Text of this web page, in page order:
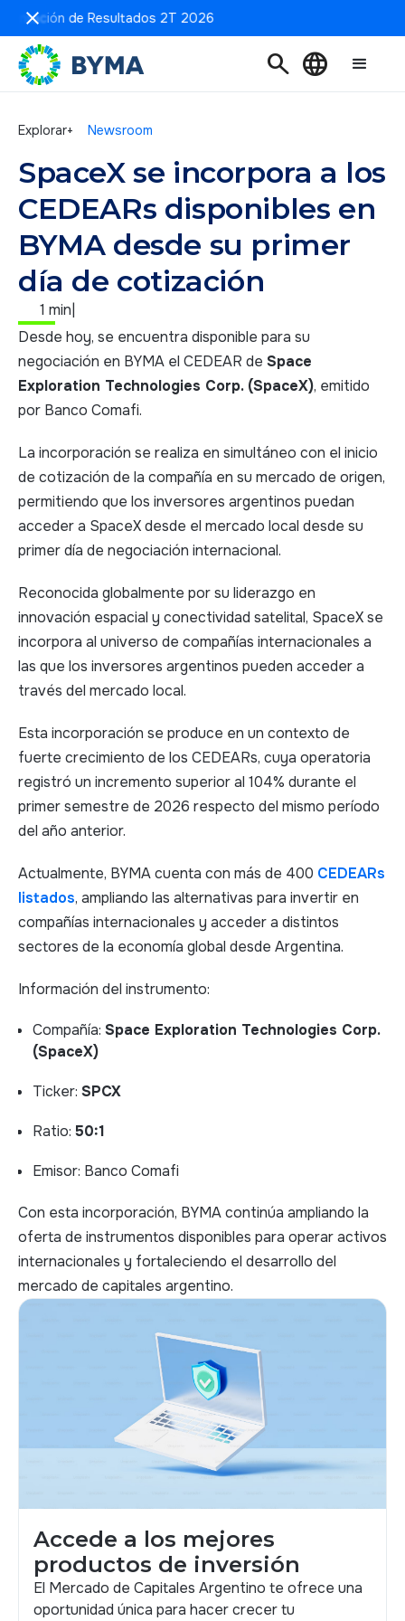
de Resultados 2T 2026
search language
Explorar+ Newsroom
SpaceX se incorpora a los
CEDEARs disponibles en
BYMA desde su primer
día de cotización
1 min
Desde hoy, se encuentra disponible para su
negociación en BYMA el CEDEAR de Space
Exploration Technologies Corp. (SpaceX), emitido
por Banco Comafi.​
La incorporación se realiza en simultáneo con el inicio
de cotización de la compañía en su mercado de origen,
permitiendo que los inversores argentinos puedan
acceder a SpaceX desde el mercado local desde su
primer día de negociación internacional.​
Reconocida globalmente por su liderazgo en
innovación espacial y conectividad satelital, SpaceX se
incorpora al universo de compañías internacionales a
las que los inversores argentinos pueden acceder a
través del mercado local.​
Esta incorporación se produce en un contexto de
fuerte crecimiento de los CEDEARs, cuya operatoria
registró un incremento superior al 104% durante el
primer semestre de 2026 respecto del mismo período
del año anterior.​
Actualmente, BYMA cuenta con más de 400 CEDEARs
listados, ampliando las alternativas para invertir en
compañías internacionales y acceder a distintos
sectores de la economía global desde Argentina.​
Información del instrumento:​
Compañía: Space Exploration Technologies Corp.
(SpaceX)​
Ticker: SPCX
Ratio: 50:1​
Emisor: Banco Comafi​
Con esta incorporación, BYMA continúa ampliando la
oferta de instrumentos disponibles para operar activos
internacionales y fortaleciendo el desarrollo del
mercado de capitales argentino.
Accede a los mejores
productos de inversión
El Mercado de Capitales Argentino te ofrece una
oportunidad única para hacer crecer tu